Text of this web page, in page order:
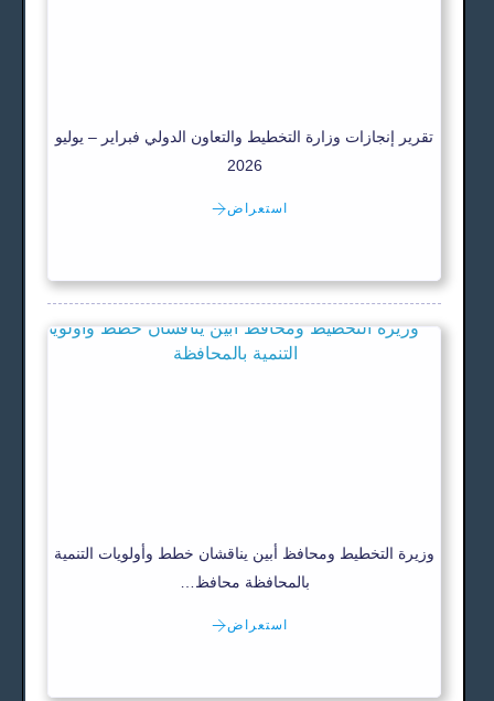
تقرير إنجازات وزارة التخطيط والتعاون الدولي فبراير – يوليو
2026
استعراض
وزيرة التخطيط ومحافظ أبين يناقشان خطط وأولويات التنمية
بالمحافظة محافظ…
استعراض